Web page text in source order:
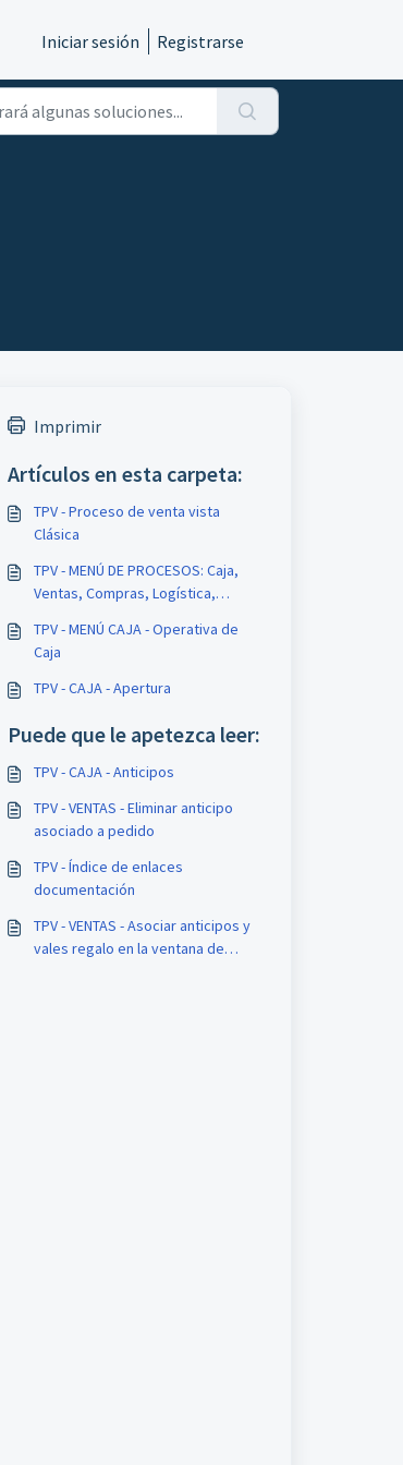
Iniciar sesión Registrarse
Imprimir
Artículos en esta carpeta:
TPV - Proceso de venta vista
Clásica
TPV - MENÚ DE PROCESOS: Caja,
Ventas, Compras, Logística,
TPV - MENÚ CAJA - Operativa de
Caja
TPV - CAJA - Apertura
Puede que le apetezca leer:
TPV - CAJA - Anticipos
TPV - VENTAS - Eliminar anticipo
asociado a pedido
TPV - Índice de enlaces
documentación
TPV - VENTAS - Asociar anticipos y
vales regalo en la ventana de